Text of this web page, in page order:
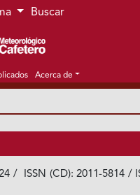
principal
del sitio
Buscar
Acerca de
/ ISSN (CD): 2011-5814 /